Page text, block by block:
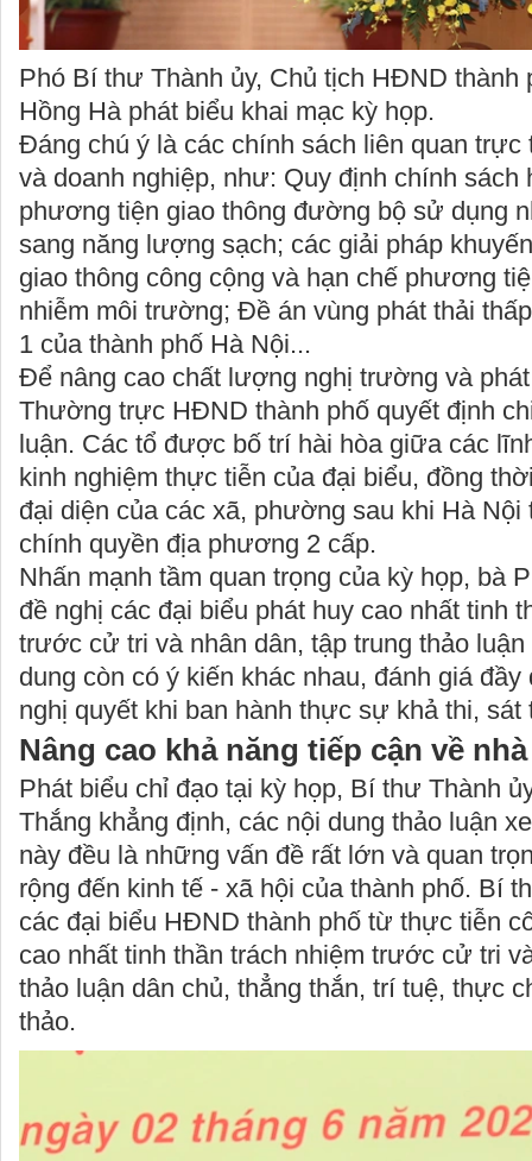
Phó Bí thư Thành ủy, Chủ tịch HĐND thành
Hồng Hà phát biểu khai mạc kỳ họp.
Đáng chú ý là các chính sách liên quan
và doanh nghiệp, như: Quy định chính sách
phương tiện giao thông đường bộ sử dụng
sang năng lượng sạch; các giải pháp
giao thông công cộng và hạn chế phương
nhiễm môi trường; Đề án vùng phát thải
1 của thành phố Hà Nội...
Để nâng cao chất lượng nghị trường và
Thường trực HĐND thành phố quyết định
luận. Các tổ được bố trí hài hòa giữa các
kinh nghiệm thực tiễn của đại biểu, đồng
đại diện của các xã, phường sau khi Hà
chính quyền địa phương 2 cấp.
Nhấn mạnh tầm quan trọng của kỳ họp, bà
đề nghị các đại biểu phát huy cao nhất tinh
trước cử tri và nhân dân, tập trung thảo
dung còn có ý kiến khác nhau, đánh giá đầy
nghị quyết khi ban hành thực sự khả thi, sát
Nâng cao khả năng tiếp cận về
Phát biểu chỉ đạo tại kỳ họp, Bí thư Thành
Thắng khẳng định, các nội dung thảo luận
này đều là những vấn đề rất lớn và quan
rộng đến kinh tế - xã hội của thành phố. Bí
các đại biểu HĐND thành phố từ thực tiễn
cao nhất tinh thần trách nhiệm trước cử tri
thảo luận dân chủ, thẳng thắn, trí tuệ, thực
thảo.